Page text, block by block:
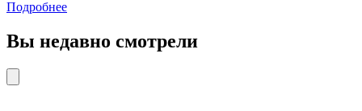
Подробнее
Вы недавно смотрели